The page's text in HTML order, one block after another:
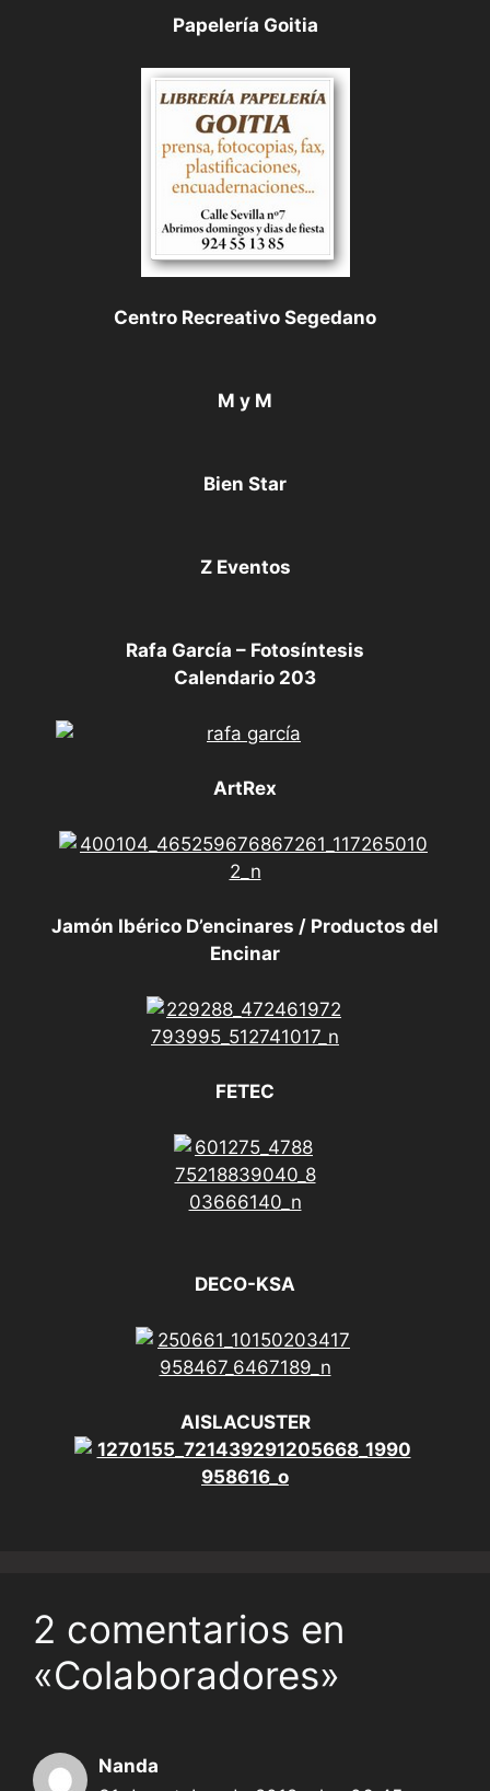
Papelería Goitia
Centro Recreativo Segedano
M y M
Bien Star
Z Eventos
Rafa García – Fotosíntesis
Calendario 203
ArtRex
Jamón Ibérico D’encinares / Productos del
Encinar
FETEC
DECO-KSA
AISLACUSTER
2 comentarios en
«Colaboradores»
Nanda